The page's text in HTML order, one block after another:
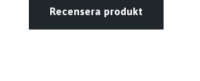
Recensera produkt